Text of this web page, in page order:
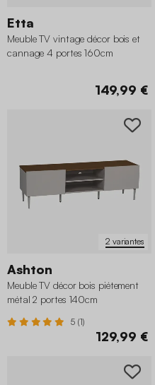
Etta
Meuble TV vintage décor bois et
cannage 4 portes 160cm
149,99 €
2 variantes
Ashton
Meuble TV décor bois piétement
métal 2 portes 140cm
5 (1)
129,99 €